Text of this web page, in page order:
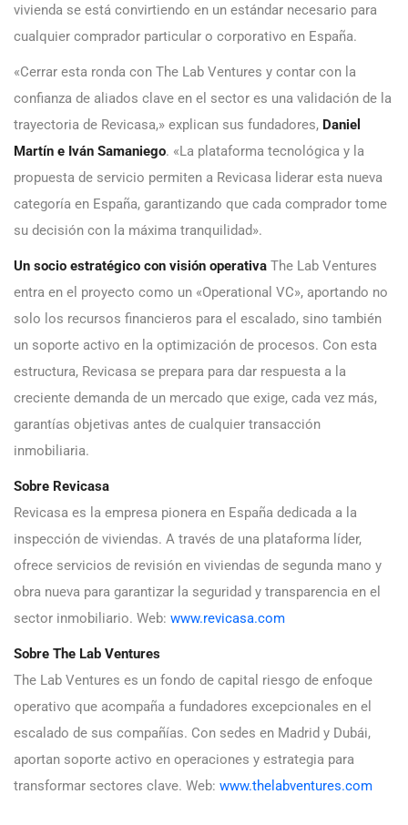
vivienda se está convirtiendo en un estándar necesario para
cualquier comprador particular o corporativo en España.
«Cerrar esta ronda con The Lab Ventures y contar con la
confianza de aliados clave en el sector es una validación de la
trayectoria de Revicasa,» explican sus fundadores, Daniel
Martín e Iván Samaniego. «La plataforma tecnológica y la
propuesta de servicio permiten a Revicasa liderar esta nueva
categoría en España, garantizando que cada comprador tome
su decisión con la máxima tranquilidad».
Un socio estratégico con visión operativa The Lab Ventures
entra en el proyecto como un «Operational VC», aportando no
solo los recursos financieros para el escalado, sino también
un soporte activo en la optimización de procesos. Con esta
estructura, Revicasa se prepara para dar respuesta a la
creciente demanda de un mercado que exige, cada vez más,
garantías objetivas antes de cualquier transacción
inmobiliaria.
Sobre Revicasa
Revicasa es la empresa pionera en España dedicada a la
inspección de viviendas. A través de una plataforma líder,
ofrece servicios de revisión en viviendas de segunda mano y
obra nueva para garantizar la seguridad y transparencia en el
sector inmobiliario. Web: www.revicasa.com
Sobre The Lab Ventures
The Lab Ventures es un fondo de capital riesgo de enfoque
operativo que acompaña a fundadores excepcionales en el
escalado de sus compañías. Con sedes en Madrid y Dubái,
aportan soporte activo en operaciones y estrategia para
transformar sectores clave. Web: www.thelabventures.com